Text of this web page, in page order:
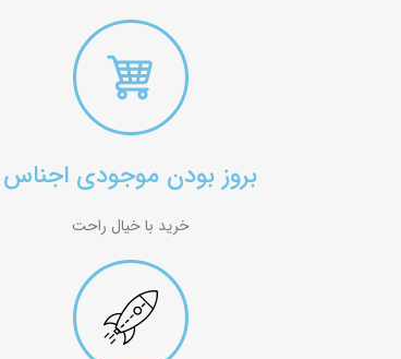
بروز بودن موجودی اجناس
خرید با خیال راحت